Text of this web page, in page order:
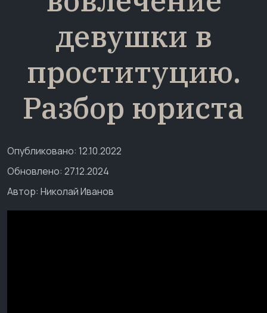
девушки в
проституцию.
Разбор юриста
Опубликовано: 12.10.2022
Обновлено: 27.12.2024
Автор: Николай Иванов